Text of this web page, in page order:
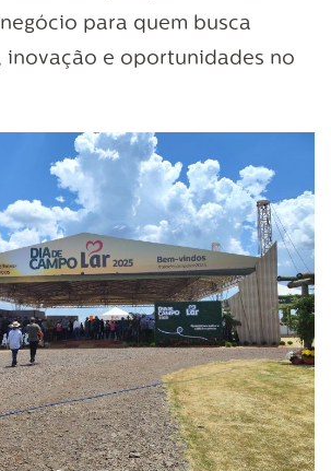
para quem busca
inovação e oportunidades no